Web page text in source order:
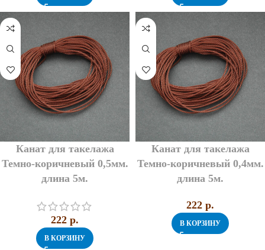
Канат для такелажа
Темно-коричневый 0,5мм.
длина 5м.
222 p.
В КОРЗИНУ
Канат для такелажа
Темно-коричневый 0,4мм.
длина 5м.
222 p.
В КОРЗИНУ